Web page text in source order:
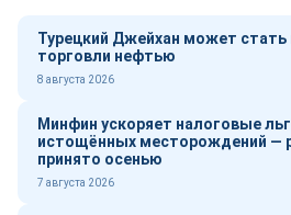
Турецкий Джейхан может стать
торговли нефтью
8 августа 2026
Минфин ускоряет налоговые
истощённых месторождений —
принято осенью
7 августа 2026